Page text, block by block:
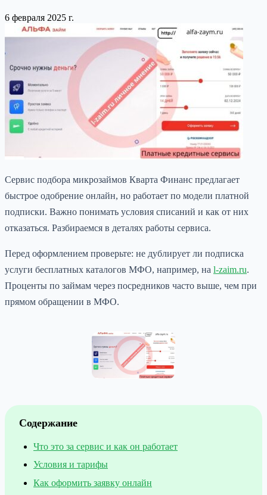
6 февраля 2025 г.
Сервис подбора микрозаймов Кварта Финанс предлагает
быстрое одобрение онлайн, но работает по модели платной
подписки. Важно понимать условия списаний и как от них
отказаться. Разбираемся в деталях работы сервиса.
Перед оформлением проверьте: не дублирует ли подписка
услуги бесплатных каталогов МФО, например, на l-zaim.ru.
Проценты по займам через посредников часто выше, чем при
прямом обращении в МФО.
Содержание
Что это за сервис и как он работает
Условия и тарифы
Как оформить заявку онлайн